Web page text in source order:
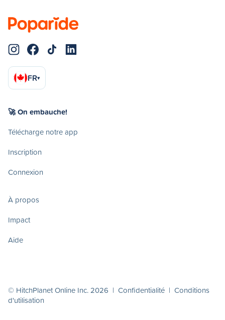
FR▾
🚀 On embauche!
Télécharge notre app
Inscription
Connexion
À propos
Impact
Aide
© HitchPlanet Online Inc. 2026 | Confidentialité | Conditions
d'utilisation